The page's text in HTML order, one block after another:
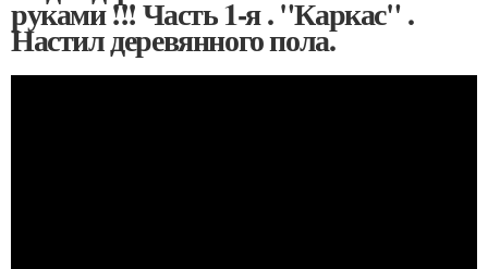
руками !!! Часть 1-я . "Каркас" .
Настил деревянного пола.